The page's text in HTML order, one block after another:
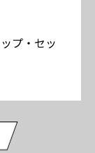
プ・セッ